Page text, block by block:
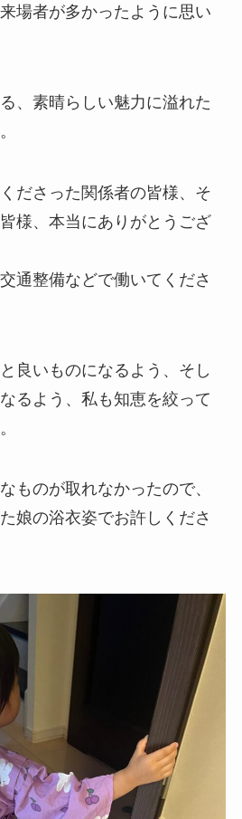
場者が多かったように思い
、素晴らしい魅力に溢れた
ださった関係者の皆様、そ
様、本当にありがとうござ
通整備などで働いてくださ
良いものになるよう、そし
るよう、私も知恵を絞って
ものが取れなかったので、
娘の浴衣姿でお許しくださ